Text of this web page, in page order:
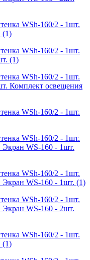
WSh-160/2 - 1шт.
(1)
WSh-160/2 - 1шт.
(1)
WSh-160/2 - 1шт.
Комплект освещения
WSh-160/2 - 1шт.
WSh-160/2 - 1шт.
WS-160 - 1шт.
WSh-160/2 - 1шт.
WS-160 - 1шт. (1)
WSh-160/2 - 1шт.
WS-160 - 2шт.
WSh-160/2 - 1шт.
(1)